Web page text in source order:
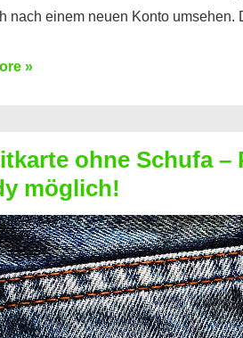
nach einem neuen Konto umsehen.
»
ohne Schufa
möglich!